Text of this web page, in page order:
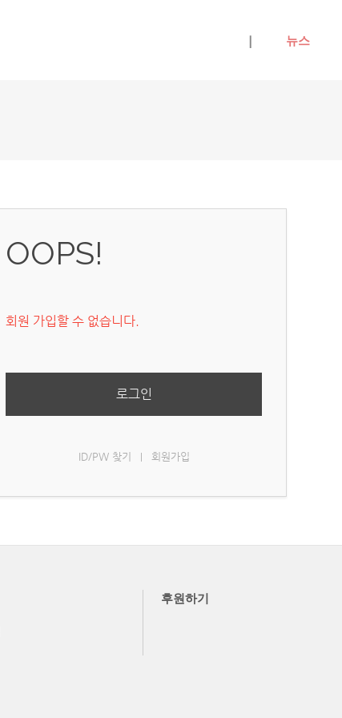
| 뉴스
OOPS!
회원 가입할 수 없습니다.
로그인
ID/PW 찾기 회원가입
후원하기